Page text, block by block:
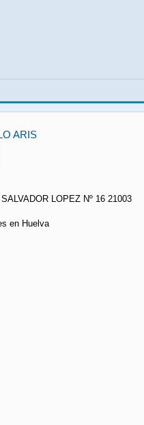
ARIS
LOPEZ Nº 16 21003
en Huelva